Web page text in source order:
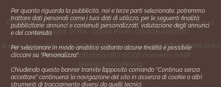
Cucinare.it è un marchio commerciale di Impiego24.it s.r.l.
copyright 2014 - 2024 P.IVA: 03406490130
Azienda certiﬁcata ISO 27001 numero: SNR 73140386/89/I
- Azienda certiﬁcata ISO 9001 numero: SNR
Gestione consensi e categorie merceologiche marketing
Per quanto riguarda la pubblicità, noi e terze parti selezionate, potremmo
trattare dati personali come i tuoi dati di utilizzo, per le seguenti finalità
pubblicitarie: annunci e contenuti personalizzati, valutazione degli annunci
e del contenuto.
Per selezionare in modo analitico soltanto alcune finalità è possibile
cliccare su “Personalizza”.
Chiudendo questo banner tramite l’apposito comando “Continua senza
accettare” continuerai la navigazione del sito in assenza di cookie o altri
strumenti di tracciamento diversi da quelli tecnici.